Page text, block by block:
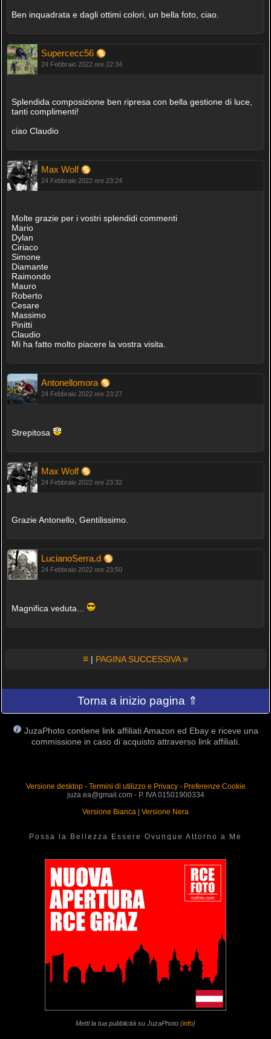
Ben inquadrata e dagli ottimi colori, un bella foto, ciao.
Supercecc56
24 Febbraio 2022 ore 22:34
Splendida composizione ben ripresa con bella gestione di luce,
tanti complimenti!
ciao Claudio
Max Wolf
24 Febbraio 2022 ore 23:24
Molte grazie per i vostri splendidi commenti
Mario
Dylan
Ciriaco
Simone
Diamante
Raimondo
Mauro
Roberto
Cesare
Massimo
Pinitti
Claudio
Mi ha fatto molto piacere la vostra visita.
Antonellomora
24 Febbraio 2022 ore 23:27
Strepitosa
Max Wolf
24 Febbraio 2022 ore 23:32
Grazie Antonello, Gentilissimo.
LucianoSerra.d
24 Febbraio 2022 ore 23:50
Magnifica veduta...
≡ | PAGINA SUCCESSIVA»
Torna a inizio pagina ⇑
JuzaPhoto contiene link affiliati Amazon ed Ebay e riceve una
commissione in caso di acquisto attraverso link affiliati.
Versione desktop- Termini di utilizzo e Privacy- Preferenze Cookie
juza.ea@gmail.com - P. IVA 01501900334
Versione Bianca
Versione Nera
Possa la Bellezza Essere Ovunque Attorno a Me
Metti la tua pubblicità su JuzaPhoto (info)